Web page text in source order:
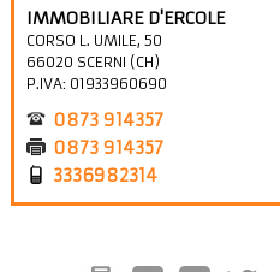
IMMOBILIARE D'ERCOLE
CORSO L. UMILE, 50
66020 SCERNI ( CH )
P.IVA: 01933960690
0873 914357
0873 914357
3336982314